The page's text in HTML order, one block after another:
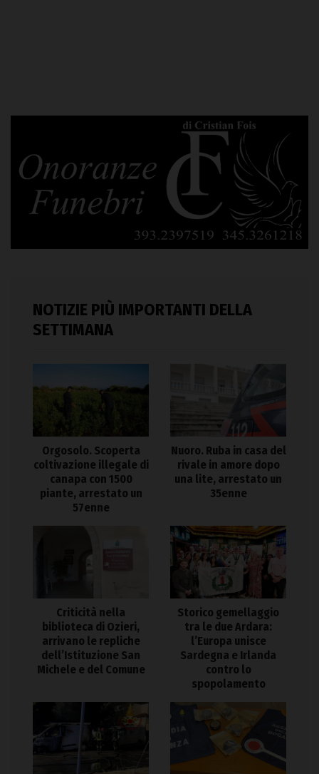
NOTIZIE PIÙ IMPORTANTI DELLA
SETTIMANA
Orgosolo. Scoperta
coltivazione illegale di
canapa con 1500
piante, arrestato un
57enne
Nuoro. Ruba in casa del
rivale in amore dopo
una lite, arrestato un
35enne
Criticità nella
biblioteca di Ozieri,
arrivano le repliche
dell’Istituzione San
Michele e del Comune
Storico gemellaggio
tra le due Ardara:
l’Europa unisce
Sardegna e Irlanda
contro lo
spopolamento